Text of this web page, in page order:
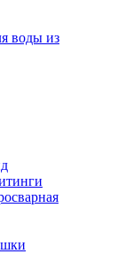
воды из